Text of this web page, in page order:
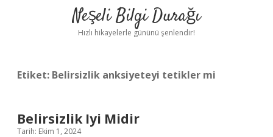
Yasal Uyarı
Neşeli Bilgi Durağı
Hızlı hikayelerle gününü şenlendir!
Etiket: Belirsizlik anksiyeteyi tetikler mi
Belirsizlik Iyi Midir
Tarih: Ekim 1, 2024